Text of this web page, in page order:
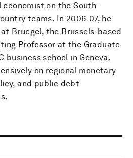
on the South-
teams. In 2006-07, he
Bruegel, the Brussels-based
Professor at the Graduate
business school in Geneva.
on regional monetary
and public debt